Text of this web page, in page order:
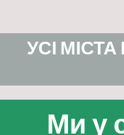
УСІ
Ми у